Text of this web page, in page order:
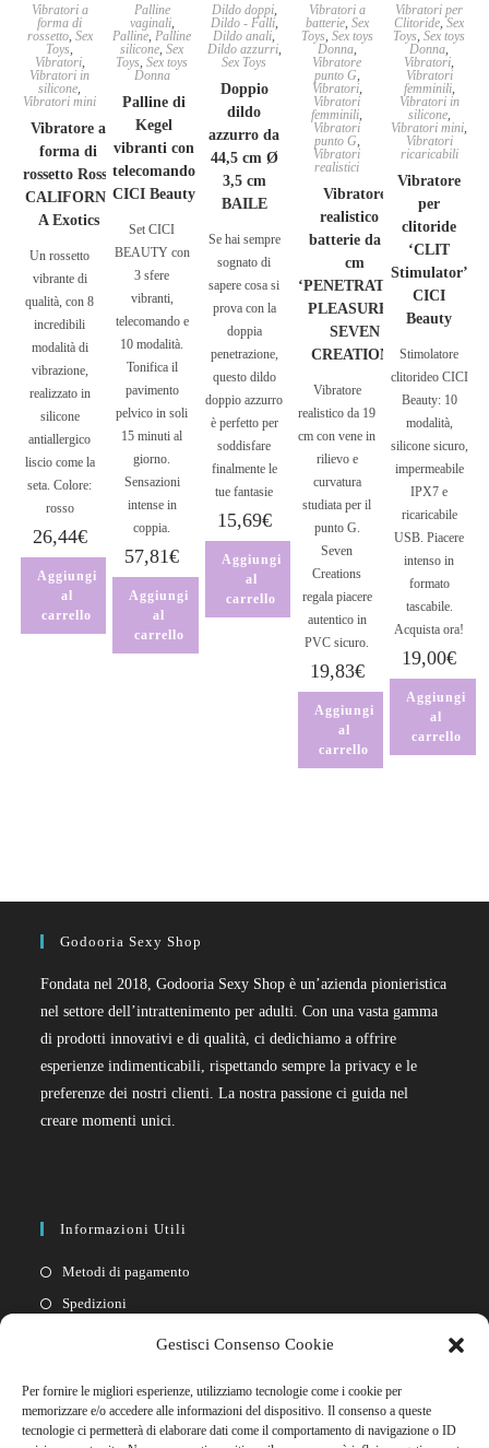
Gestisci Consenso Cookie
Per fornire le migliori esperienze, utilizziamo tecnologie come i cookie per
memorizzare e/o accedere alle informazioni del dispositivo. Il consenso a queste
tecnologie ci permetterà di elaborare dati come il comportamento di navigazione o ID
Vibratori a
forma di
rossetto, Sex
Toys
Vibratori,
Vibratori in
silicone
Vibratori mini
Vibratore a
forma di
rossetto Rosso
CALIFORNI
A Exotics
Un rossetto
vibrante di
qualità, con 8
incredibili
modalità di
vibrazione,
realizzato in
silicone
antiallergico
liscio come la
seta. Colore:
rosso
26,44€
Aggiungi
al
carrello
Palline
vaginali,
Palline Palline
silicone ,Sex
Toys ,Sex toys
Donna
Palline di
Kegel
vibranti con
telecomando
CICI Beauty
Set CICI
BEAUTY con
3 sfere
vibranti,
telecomando e
10 modalità.
Tonifica il
pavimento
pelvico in soli
15 minuti al
giorno.
Sensazioni
intense in
coppia.
57,81€
Aggiungi
al
carrello
Dildo doppi,
Dildo - Falli,
Dildo anali
Dildo azzurri,
Sex Toys
Doppio
dildo
azzurro da
44,5 cm Ø
3,5 cm
BAILE
Se hai sempre
sognato di
sapere cosa si
prova con la
doppia
penetrazione,
questo dildo
doppio azzurro
è perfetto per
soddisfare
finalmente le
tue fantasie
15,69€
Aggiungi
al
carrello
Vibratori a
batterie, Sex
Toys Sex toys
Donna,
Vibratore
punto G
Vibratori,
Vibratori
femminili
Vibratori
punto G
Vibratori
realistici
Vibratore
realistico a
batterie da 19
cm
‘PENETRATING
PLEASURES’
SEVEN
CREATIONS
Vibratore
realistico da 19
cm con vene in
rilievo e
curvatura
studiata per il
punto G.
Seven
Creations
regala piacere
autentico in
PVC sicuro.
19,83€
Aggiungi
al
carrello
Vibratori per
Clitoride ,Sex
Toys ,Sex toys
Donna
Vibratori
Vibratori
femminili,
Vibratori in
silicone,
Vibratori mini
Vibratori
ricaricabili
Vibratore
per
clitoride
‘CLIT
Stimulator’
CICI
Beauty
Stimolatore
clitorideo CICI
Beauty: 10
modalità,
silicone sicuro,
impermeabile
IPX7 e
ricaricabile
USB. Piacere
intenso in
formato
tascabile.
Acquista ora!
19,00€
Aggiungi
al
carrello
Godooria Sexy Shop
Fondata nel 2018, Godooria Sexy Shop è un’azienda pionieristica
nel settore dell’intrattenimento per adulti. Con una vasta gamma
di prodotti innovativi e di qualità, ci dedichiamo a offrire
esperienze indimenticabili, rispettando sempre la privacy e le
preferenze dei nostri clienti. La nostra passione ci guida nel
creare momenti unici.
Informazioni Utili
Metodi di pagamento
Spedizioni
Cookie policy